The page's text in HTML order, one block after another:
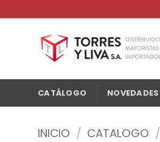
al
contenido
CATÁLOGO NOVEDADES
INICIO / CATALOGO /